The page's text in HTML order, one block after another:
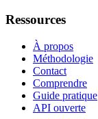
Ressources
À propos
Méthodologie
Contact
Comprendre
Guide pratique
API ouverte